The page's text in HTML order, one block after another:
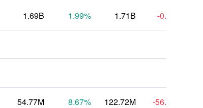
1.69B 1.99% 1.71B -0.49
54.77M 8.67% 122.72M -56.76